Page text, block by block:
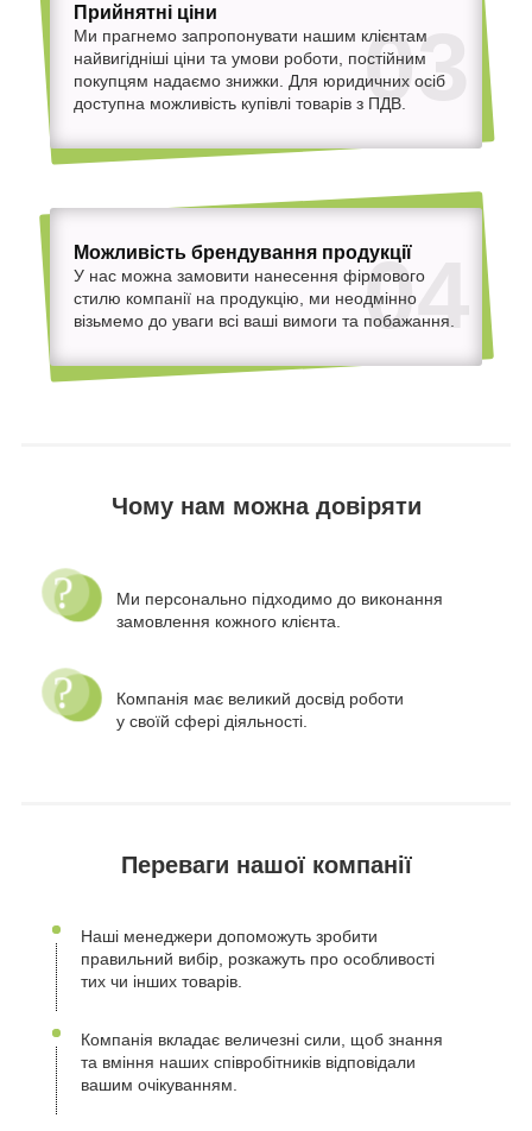
03
Прийнятні ціни
Ми прагнемо запропонувати нашим клієнтам
найвигідніші ціни та умови роботи, постійним
покупцям надаємо знижки. Для юридичних осіб
доступна можливість купівлі товарів з ПДВ.
04
Можливість брендування продукції
У нас можна замовити нанесення фірмового
стилю компанії на продукцію, ми неодмінно
візьмемо до уваги всі ваші вимоги та побажання.
Чому нам можна довіряти
Ми персонально підходимо до виконання
замовлення кожного клієнта.
Компанія має великий досвід роботи
у своїй сфері діяльності.
Переваги нашої компанії
Наші менеджери допоможуть зробити
правильний вибір, розкажуть про особливості
тих чи інших товарів.
Компанія вкладає величезні сили, щоб знання
та вміння наших співробітників відповідали
вашим очікуванням.